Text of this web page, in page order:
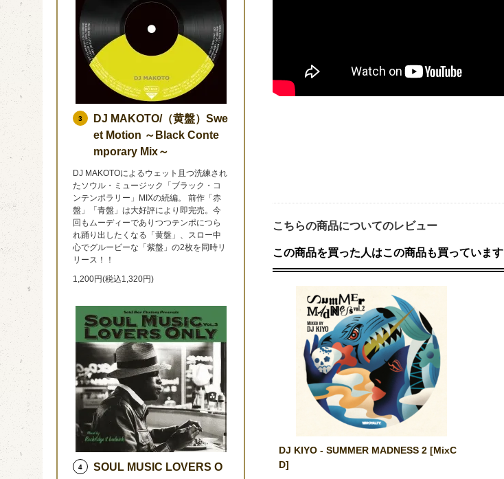
こちらの商品についてのレビュー
この商品を買った人はこの商品も買っています
DJ KIYO - SUMMER MADNESS 2 [MixC
D]
3
DJ MAKOTO/（黄盤）Swe
et Motion ～Black Conte
mporary Mix～
DJ MAKOTOによるウェット且つ洗練され
たソウル・ミュージック「ブラック・コ
ンテンポラリー」MIXの続編。 前作「赤
盤」「青盤」は大好評により即完売。今
回もムーディーでありつつテンポにつら
れ踊り出したくなる「黄盤」、スロー中
心でグルービーな「紫盤」の2枚を同時リ
リース！！
1,200円(税込1,320円)
4
SOUL MUSIC LOVERS O